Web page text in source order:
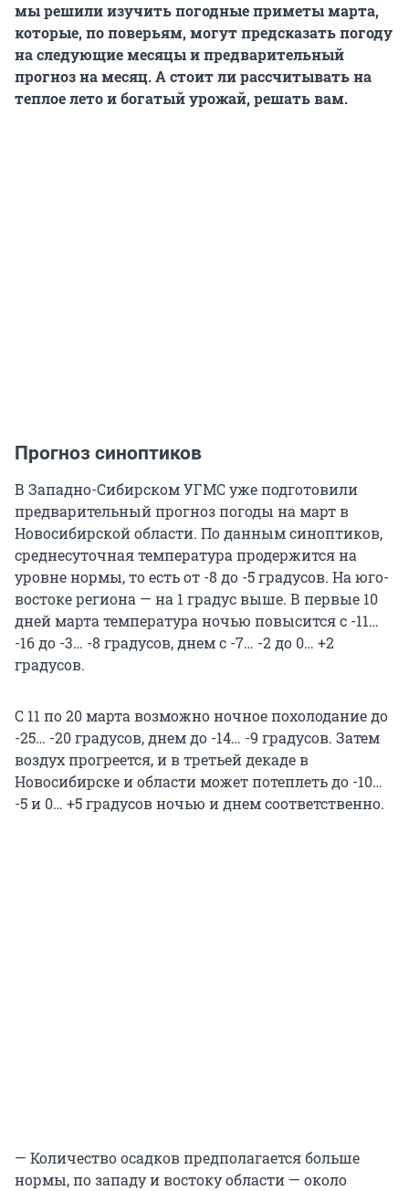
мы решили изучить погодные приметы марта,
которые, по поверьям, могут предсказать погоду
на следующие месяцы и предварительный
прогноз на месяц. А стоит ли рассчитывать на
теплое лето и богатый урожай, решать вам.
Прогноз синоптиков
В Западно-Сибирском УГМС уже подготовили
предварительный прогноз погоды на март в
Новосибирской области. По данным синоптиков,
среднесуточная температура продержится на
уровне нормы, то есть от -8 до -5 градусов. На юго-
востоке региона — на 1 градус выше. В первые 10
дней марта температура ночью повысится с -11…
-16 до -3… -8 градусов, днем с -7… -2 до 0… +2
градусов.
С 11 по 20 марта возможно ночное похолодание до
-25… -20 градусов, днем до -14… -9 градусов. Затем
воздух прогреется, и в третьей декаде в
Новосибирске и области может потеплеть до -10…
-5 и 0… +5 градусов ночью и днем соответственно.
— Количество осадков предполагается больше
нормы, по западу и востоку области — около